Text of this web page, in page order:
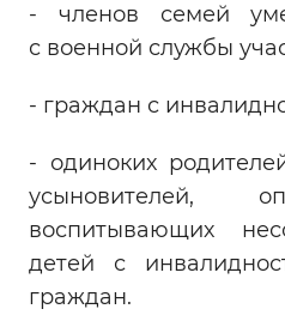
- членов семей
с военной службы
- граждан с
- одиноких
усыновителей,
воспитывающих
детей с
граждан.